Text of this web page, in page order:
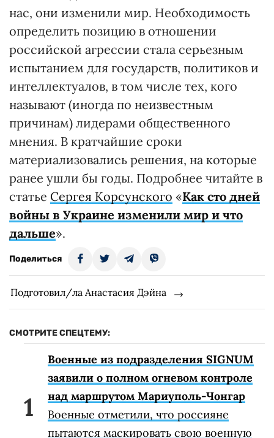
нас, они изменили мир. Необходимость
определить позицию в отношении
российской агрессии стала серьезным
испытанием для государств, политиков и
интеллектуалов, в том числе тех, кого
называют (иногда по неизвестным
причинам) лидерами общественного
мнения. В кратчайшие сроки
материализовались решения, на которые
ранее ушли бы годы. Подробнее читайте в
статье Сергея Корсунского «Как сто дней
войны в Украине изменили мир и что
дальше».
Поделиться
Подготовил/ла Анастасия Дэйна
СМОТРИТЕ СПЕЦТЕМУ:
Военные из подразделения SIGNUM
заявили о полном огневом контроле
над маршрутом Мариуполь-Чонгар
Военные отметили, что россияне
пытаются маскировать свою военную